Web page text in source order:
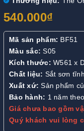
540.000₫
Mã sản phẩm: BF51
Màu sắc:S05
Kích thước: W561 x
Chất liệu: Sắt sơn
Xuất xứ: Sản phẩm
Bảo hành: 1 năm
Giá chưa bao gồm
Quý khách vui lòng